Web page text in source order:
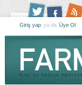
Giriş yap ya da Üye Ol